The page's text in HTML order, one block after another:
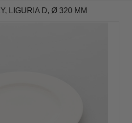
LIGURIA D, Ø 320 MM